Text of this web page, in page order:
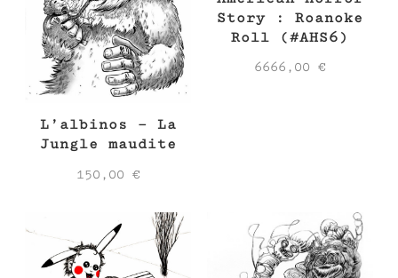
L’albinos – La
Jungle maudite
150,00 €
Story : Roanoke
Roll (#AHS6)
6666,00 €